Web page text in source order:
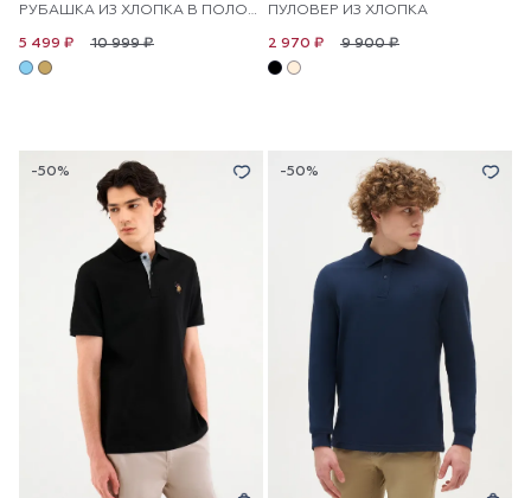
РУБАШКА ИЗ ХЛОПКА В ПОЛОСКУ ПРЯМАЯ
10 999 ₽
5 499 ₽
ПУЛОВЕР ИЗ ХЛОПКА
9 900 ₽
2 970 ₽
-50% -50%